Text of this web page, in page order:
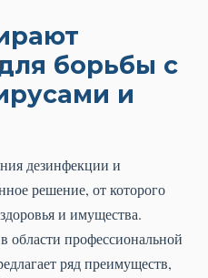
борьбы с
и
дезинфекции и
решение, от которого
и имущества.
области профессиональной
ряд преимуществ,